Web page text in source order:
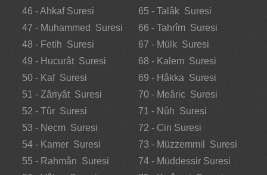
46 - Ahkaf Suresi
47 - Muhammed Suresi
48 - Fetih Suresi
49 - Hucurât Suresi
50 - Kaf Suresi
51 - Zâriyât Suresi
52 - Tûr Suresi
53 - Necm Suresi
54 - Kamer Suresi
55 - Rahmân Suresi
65 - Talâk Suresi
66 - Tahrîm Suresi
67 - Mülk Suresi
68 - Kalem Suresi
69 - Hâkka Suresi
70 - Meâric Suresi
71 - Nûh Suresi
72 - Cin Suresi
73 - Müzzemmil Suresi
74 - Müddessir Suresi